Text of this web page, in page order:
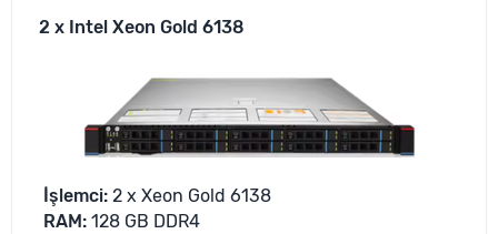
2 x Intel Xeon Gold 6138
İşlemci: 2 x Xeon Gold 6138
RAM: 128 GB DDR4